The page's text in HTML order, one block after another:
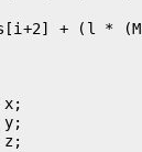
y;
z;